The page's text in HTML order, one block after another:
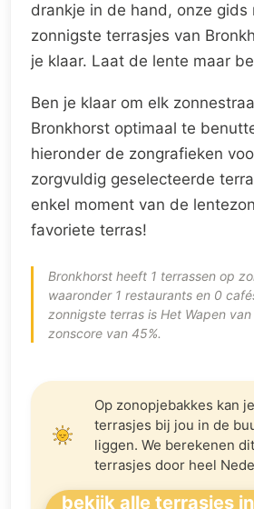
drankje in de hand, onze gids
zonnigste terrasjes van
je klaar. Laat de lente maar
Ben je klaar om elk
Bronkhorst optimaal te
hieronder de zongrafieken
zorgvuldig geselecteerde
enkel moment van de
favoriete terras!
Bronkhorst heeft 1 terrassen op
waaronder 1 restaurants en 0
zonnigste terras is Het Wapen
zonscore van 45%.
Op zonopjebakkes kan
terrasjes bij jou in de
liggen. We berekenen
terrasjes door heel
bekijk alle terrasjes in